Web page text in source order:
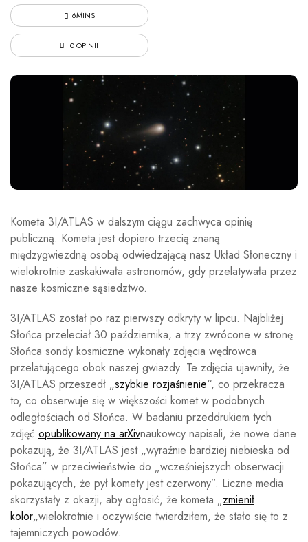
6MINS
0 OPINII
Kometa 3I/ATLAS w dalszym ciągu zachwyca opinię
publiczną. Kometa jest dopiero trzecią znaną
międzygwiezdną osobą odwiedzającą nasz Układ Słoneczny i
wielokrotnie zaskakiwała astronomów, gdy przelatywała przez
nasze kosmiczne sąsiedztwo.
3I/ATLAS został po raz pierwszy odkryty w lipcu. Najbliżej
Słońca przeleciał 30 października, a trzy zwrócone w stronę
Słońca sondy kosmiczne wykonały zdjęcia wędrowca
przelatującego obok naszej gwiazdy. Te zdjęcia ujawniły, że
3I/ATLAS przeszedł „szybkie rozjaśnienie“, co przekracza
to, co obserwuje się w większości komet w podobnych
odległościach od Słońca. W badaniu przeddrukiem tych
zdjęć opublikowany na arXivnaukowcy napisali, że nowe dane
pokazują, że 3I/ATLAS jest „wyraźnie bardziej niebieska od
Słońca” w przeciwieństwie do „wcześniejszych obserwacji
pokazujących, że pył komety jest czerwony”. Liczne media
skorzystały z okazji, aby ogłosić, że kometa „zmienił
kolor„wielokrotnie i oczywiście twierdziłem, że stało się to z
tajemniczych powodów.